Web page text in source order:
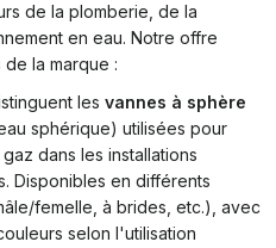
de la plomberie, de la
en eau. Notre offre
la marque :
les vannes à sphère
sphérique) utilisées pour
dans les installations
Disponibles en différents
femelle, à brides, etc.), avec
selon l'utilisation